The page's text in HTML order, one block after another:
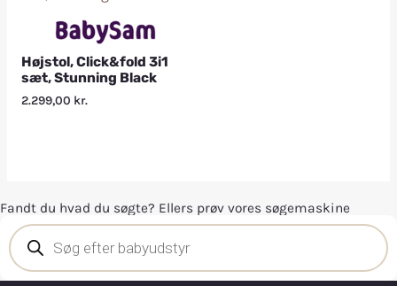
Højstol, Click&fold 3i1
sæt, Stunning Black
2.299,00 kr.
Fandt du hvad du søgte? Ellers prøv vores søgemaskine